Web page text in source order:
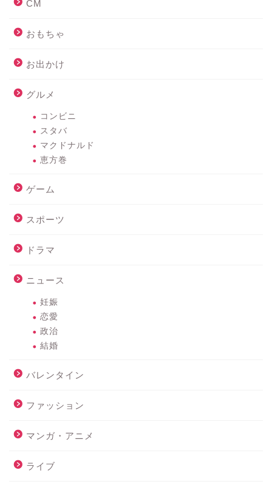
CM
おもちゃ
お出かけ
グルメ
コンビニ
スタバ
マクドナルド
恵方巻
ゲーム
スポーツ
ドラマ
ニュース
妊娠
恋愛
政治
結婚
バレンタイン
ファッション
マンガ・アニメ
ライブ